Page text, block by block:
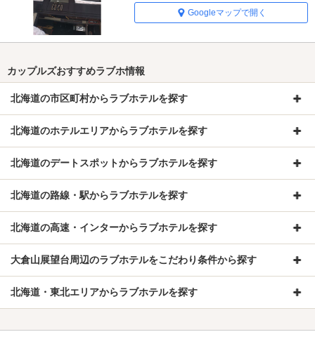
Googleマップで開く
カップルズおすすめラブホ情報
北海道の市区町村からラブホテルを探す
北海道のホテルエリアからラブホテルを探す
北海道のデートスポットからラブホテルを探す
北海道の路線・駅からラブホテルを探す
北海道の高速・インターからラブホテルを探す
大倉山展望台周辺のラブホテルをこだわり条件から探す
北海道・東北エリアからラブホテルを探す